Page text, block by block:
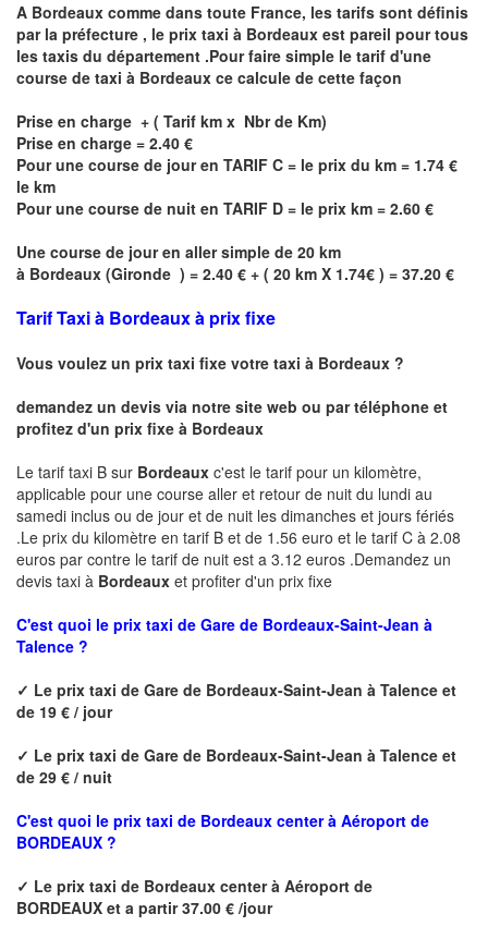
A Bordeaux comme dans toute France, les tarifs sont définis
par la préfecture , le prix taxi à Bordeaux est pareil pour tous
les taxis du département .Pour faire simple le tarif d'une
course de taxi à Bordeaux ce calcule de cette façon
Prise en charge + ( Tarif km x Nbr de Km)
Prise en charge = 2.40 €
Pour une course de jour en TARIF C = le prix du km = 1.74 €
le km
Pour une course de nuit en TARIF D = le prix km = 2.60 €
Une course de jour en aller simple de 20 km
à Bordeaux (Gironde ) = 2.40 € + ( 20 km X 1.74€ ) = 37.20 €
Tarif Taxi à Bordeaux à prix fixe
Vous voulez un prix taxi fixe votre taxi à Bordeaux ?
demandez un devis via notre site web ou par téléphone et
profitez d'un prix fixe à Bordeaux
Le tarif taxi B sur Bordeaux c'est le tarif pour un kilomètre,
applicable pour une course aller et retour de nuit du lundi au
samedi inclus ou de jour et de nuit les dimanches et jours fériés
.Le prix du kilomètre en tarif B et de 1.56 euro et le tarif C à 2.08
euros par contre le tarif de nuit est a 3.12 euros .Demandez un
devis taxi à Bordeaux et profiter d'un prix fixe
C'est quoi le prix taxi de Gare de Bordeaux-Saint-Jean à
Talence ?
✓ Le prix taxi de Gare de Bordeaux-Saint-Jean à Talence et
de 19 € / jour
✓ Le prix taxi de Gare de Bordeaux-Saint-Jean à Talence et
de 29 € / nuit
C'est quoi le prix taxi de Bordeaux center à Aéroport de
BORDEAUX ?
✓ Le prix taxi de Bordeaux center à Aéroport de
BORDEAUX et a partir 37.00 € /jour